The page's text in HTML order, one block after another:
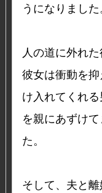
うになりました
人の道に外れ
彼女は衝動を
け入れてくれ
を親にあずけ
た。
そして、夫と